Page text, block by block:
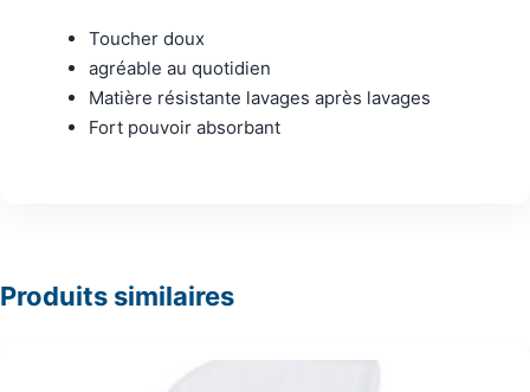
Toucher doux
agréable au quotidien
Matière résistante lavages après lavages
Fort pouvoir absorbant
Produits similaires